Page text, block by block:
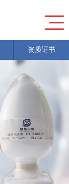
资质证书